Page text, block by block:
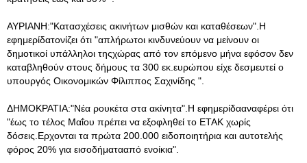
ΑΥΡΙΑΝΗ:"Κατασχέσεις ακινήτων μισθών και καταθέσεων".Η
εφημερίδατονίζει ότι "απλήρωτοι κινδυνεύουν να μείνουν οι
δημοτικοί υπάλληλοι τηςχώρας από τον επόμενο μήνα εφόσον δεν
καταβληθούν στους δήμους τα 300 εκ.ευρώπου είχε δεσμευτεί ο
υπουργός Οικονομικών Φίλιππος Σαχινίδης ".
ΔΗΜΟΚΡΑΤΙΑ:"Νέα ρουκέτα στα ακίνητα".Η εφημερίδααναφέρει ότι
"έως το τέλος Μαΐου πρέπει να εξοφληθεί το ΕΤΑΚ χωρίς
δόσεις.Ερχονται τα πρώτα 200.000 ειδοποιητήρια και αυτοτελής
φόρος 20% για εισοδήματααπό ενοίκια".